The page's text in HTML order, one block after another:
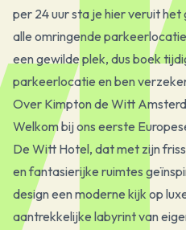
per 24 uur sta je hier veruit
alle omringende
een gewilde plek, dus boek
parkeerlocatie en ben
Over Kimpton de Witt
Welkom bij ons eerste
De Witt Hotel, dat met zijn
en fantasierijke ruimtes
design een moderne kijk op
aantrekkelijke labyrint van